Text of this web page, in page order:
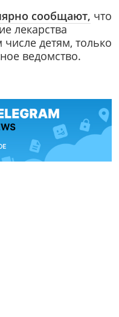
сообщают, что
лекарства
детям, только
ведомство.